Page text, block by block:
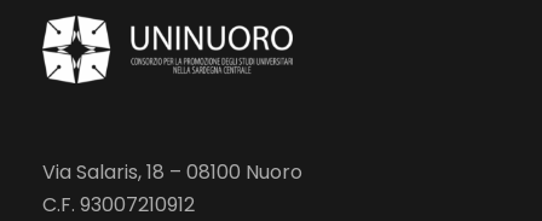
Via Salaris, 18 – 08100 Nuoro
C.F. 93007210912